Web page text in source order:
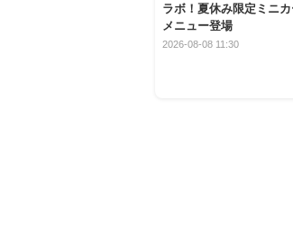
ラボ！夏休み限定ミニカ
メニュー登場
2026-08-08 11:30